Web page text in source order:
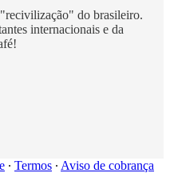
do brasileiro.
internacionais e da
∙ Termos ∙ Aviso de cobrança